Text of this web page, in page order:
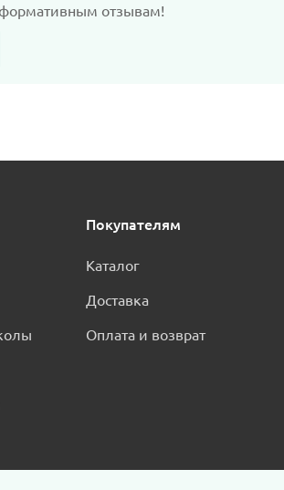
отзывам!
Покупателям
Каталог
Доставка
Оплата и возврат